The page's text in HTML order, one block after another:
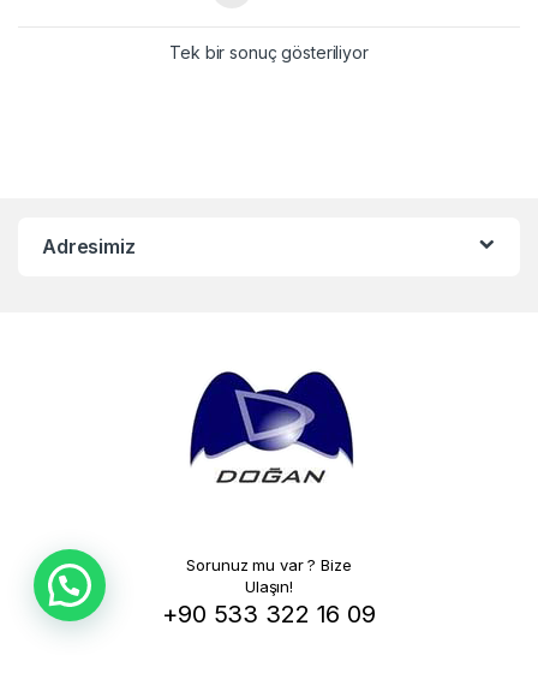
Tek bir sonuç gösteriliyor
Adresimiz
Sorunuz mu var ? Bize
Ulaşın!
+90 533 322 16 09